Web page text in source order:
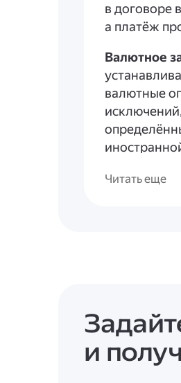
в договоре
а платёж
Валютное
валютные
Кроме
* является
Читать еще
и